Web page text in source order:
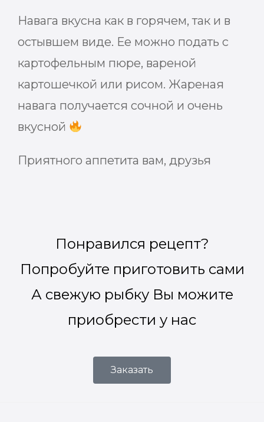
Навага вкусна как в горячем, так и в
остывшем виде. Ее можно подать с
картофельным пюре, вареной
картошечкой или рисом. Жареная
навага получается сочной и очень
вкусной
Приятного аппетита вам, друзья
Понравился рецепт?
Попробуйте приготовить сами
А свежую рыбку Вы можите
приобрести у нас
Заказать